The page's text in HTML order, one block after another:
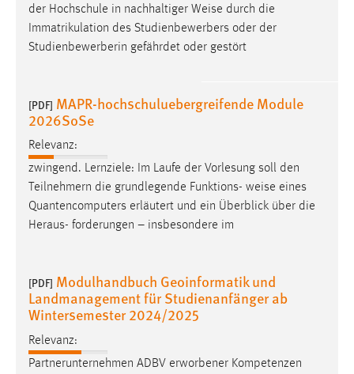
der Hochschule in nachhaltiger Weise durch die
Immatrikulation des Studienbewerbers oder der
Studienbewerberin gefährdet oder gestört
[PDF] MAPR-hochschuluebergreifende Module
2026SoSe
Relevanz:
zwingend. Lernziele: Im Laufe der Vorlesung soll den
Teilnehmern die grundlegende Funktions- weise eines
Quantencomputers erläutert und ein Überblick über die
Heraus- forderungen – insbesondere im
[PDF] Modulhandbuch Geoinformatik und
Landmanagement für Studienanfänger ab
Wintersemester 2024/2025
Relevanz:
Partnerunternehmen ADBV erworbener Kompetenzen
Zweck:
Facebook Pixel
Name:
Anbieter:
Facebook
Cookie Laufzeit:
3 Monate